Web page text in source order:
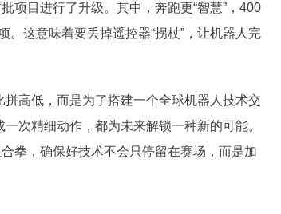
项目进行了升级。其中，奔跑更“智慧”，400
。这意味着要丢掉遥控器“拐杖”，让机器人完
高低，而是为了搭建一个全球机器人技术交
次精细动作，都为未来解锁一种新的可能。
拳，确保好技术不会只停留在赛场，而是加